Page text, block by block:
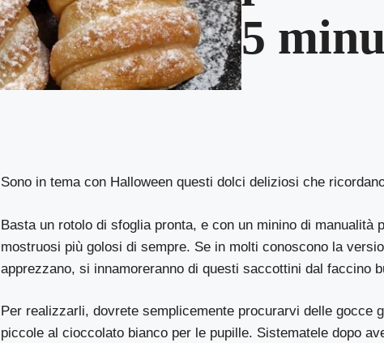
5
Sono in tema con Halloween questi dolci deliziosi che
Basta un rotolo di sfoglia pronta, e con un minino di manualità
mostruosi più golosi di sempre. Se in molti conoscono la
apprezzano, si innamoreranno di questi saccottini dal faccino
Per realizzarli, dovrete semplicemente procurarvi delle gocce
piccole al cioccolato bianco per le pupille. Sistematele dopo